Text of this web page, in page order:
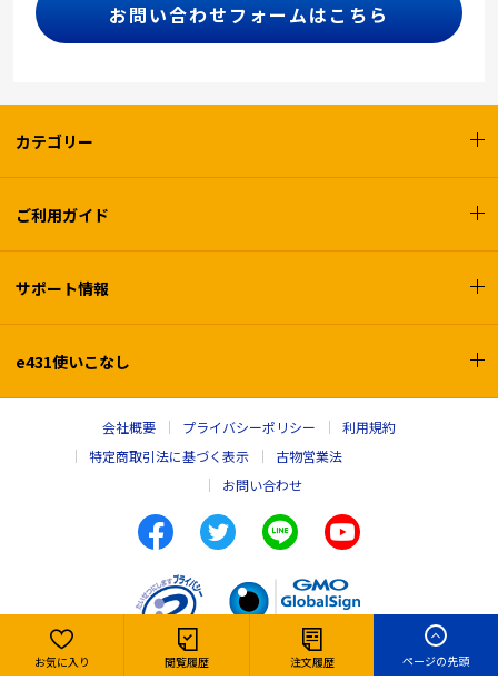
お気に入り 閲覧履歴 注文履歴 ページの先頭
お問い合わせフォームはこちら
カテゴリー
ご利用ガイド
サポート情報
e431使いこなし
会社概要 プライバシーポリシー
利用規約
特定商取引法に基づく表示
古物営業法
お問い合わせ
Copyright © e431, INC. All rights reserved,